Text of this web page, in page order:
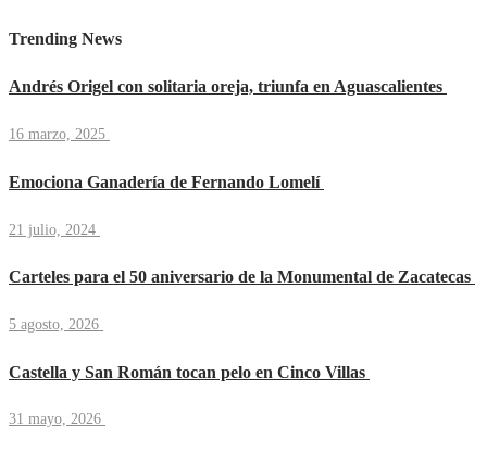
Trending News
Andrés Origel con solitaria oreja, triunfa en Aguascalientes
16 marzo, 2025
Emociona Ganadería de Fernando Lomelí
21 julio, 2024
Carteles para el 50 aniversario de la Monumental de Zacatecas
5 agosto, 2026
Castella y San Román tocan pelo en Cinco Villas
31 mayo, 2026